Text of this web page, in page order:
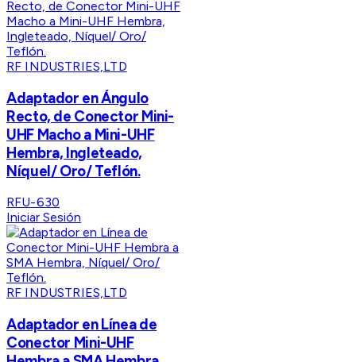
RF INDUSTRIES,LTD
Adaptador en Ángulo
Recto, de Conector Mini-
UHF Macho a Mini-UHF
Hembra, Ingleteado,
Níquel/ Oro/ Teflón.
RFU-630
Iniciar Sesión
RF INDUSTRIES,LTD
Adaptador en Línea de
Conector Mini-UHF